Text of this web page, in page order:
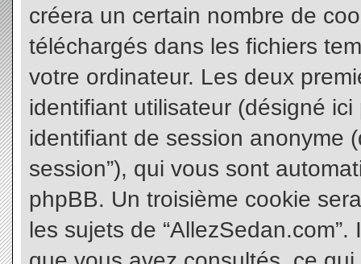
créera un certain nombre de
téléchargés dans les fichiers
votre ordinateur. Les deux
identifiant utilisateur (désigné ici
identifiant de session anonyme
session”), qui vous sont
phpBB. Un troisième cookie
les sujets de